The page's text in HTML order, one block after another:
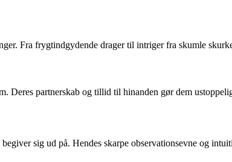
Fra frygtindgydende drager til intriger fra skumle
partnerskab og tillid til hinanden gør dem
sig ud på. Hendes skarpe observationsevne og